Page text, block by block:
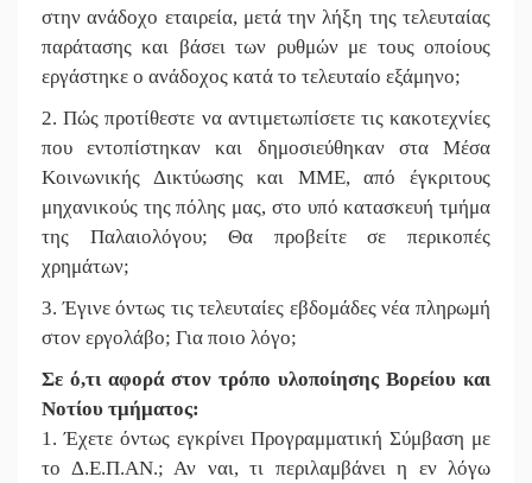
στην ανάδοχο εταιρεία, μετά την λήξη της τελευταίας
παράτασης και βάσει των ρυθμών με τους οποίους
εργάστηκε ο ανάδοχος κατά το τελευταίο εξάμηνο;
2. Πώς προτίθεστε να αντιμετωπίσετε τις κακοτεχνίες
που εντοπίστηκαν και δημοσιεύθηκαν στα Μέσα
Κοινωνικής Δικτύωσης και ΜΜΕ, από έγκριτους
μηχανικούς της πόλης μας, στο υπό κατασκευή τμήμα
της Παλαιολόγου; Θα προβείτε σε περικοπές
χρημάτων;
3. Έγινε όντως τις τελευταίες εβδομάδες νέα πληρωμή
στον εργολάβο; Για ποιο λόγο;
Σε ό,τι αφορά στον τρόπο υλοποίησης Βορείου και
Νοτίου τμήματος:
1. Έχετε όντως εγκρίνει Προγραμματική Σύμβαση με
το Δ.Ε.Π.ΑΝ.; Αν ναι, τι περιλαμβάνει η εν λόγω